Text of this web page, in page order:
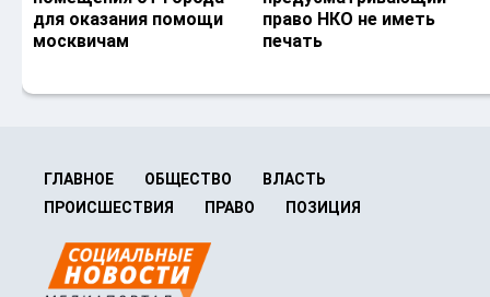
для оказания помощи
москвичам
право НКО не иметь
печать
ГЛАВНОЕ ОБЩЕСТВО
ВЛАСТЬ
ПРОИСШЕСТВИЯ
ПРАВО ПОЗИЦИЯ